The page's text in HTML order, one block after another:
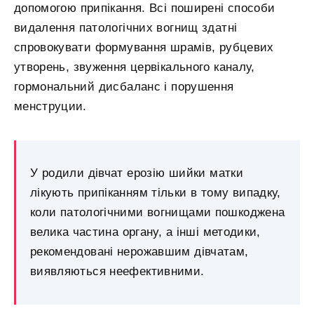
допомогою припікання. Всі поширені способи
видалення патологічних вогнищ здатні
спровокувати формування шрамів, рубцевих
утворень, звуження цервікального каналу,
гормональний дисбаланс і порушення
менструции.
У родили дівчат ерозію шийки матки
лікують припіканням тільки в тому випадку,
коли патологічними вогнищами пошкоджена
велика частина органу, а інші методики,
рекомендовані нерожавшим дівчатам,
виявляються неефективними.